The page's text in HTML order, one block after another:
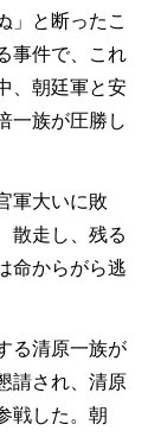
」と断ったこ
事件で、これ
、朝廷軍と安
一族が圧勝し
軍大いに敗
散走し、残る
命からがら逃
る清原一族が
請され、清原
戦した。朝